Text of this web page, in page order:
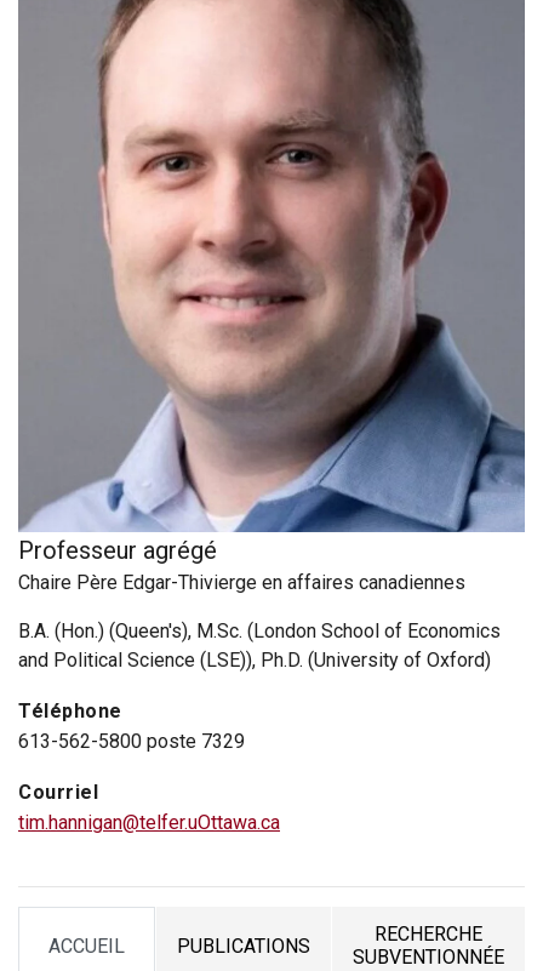
Professeur agrégé
Chaire Père Edgar-Thivierge en affaires canadiennes
B.A. (Hon.) (Queen's), M.Sc. (London School of Economics
and Political Science (LSE)), Ph.D. (University of Oxford)
Téléphone
613-562-5800 poste 7329
Courriel
tim.hannigan@telfer.uOttawa.ca
ACCUEIL
TAB PUBLICATIONS
TAB
RECHERCHE
SUBVENTIONNÉE
TAB